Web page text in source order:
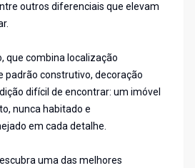
outros diferenciais que elevam
que combina localização
padrão construtivo, decoração
difícil de encontrar: um imóvel
nunca habitado e
em cada detalhe.
uma das melhores